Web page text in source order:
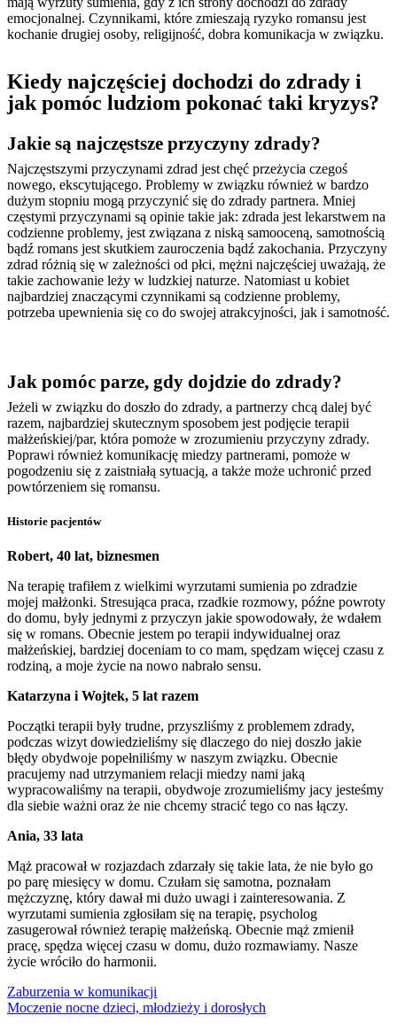
emocjonalnej. Czynnikami, które zmieszają ryzyko romansu jest
kochanie drugiej osoby, religijność, dobra komunikacja w związku.
Kiedy najczęściej dochodzi do zdrady i
jak pomóc ludziom pokonać taki kryzys?
Jakie są najczęstsze przyczyny zdrady?
Najczęstszymi przyczynami zdrad jest chęć przeżycia czegoś
nowego, ekscytującego. Problemy w związku również w bardzo
dużym stopniu mogą przyczynić się do zdrady partnera. Mniej
częstymi przyczynami są opinie takie jak: zdrada jest lekarstwem na
codzienne problemy, jest związana z niską samooceną, samotnością
bądź romans jest skutkiem zauroczenia bądź zakochania. Przyczyny
zdrad różnią się w zależności od płci, mężni najczęściej uważają, że
takie zachowanie leży w ludzkiej naturze. Natomiast u kobiet
najbardziej znaczącymi czynnikami są codzienne problemy,
potrzeba upewnienia się co do swojej atrakcyjności, jak i samotność.
Jak pomóc parze, gdy dojdzie do zdrady?
Jeżeli w związku do doszło do zdrady, a partnerzy chcą dalej być
razem, najbardziej skutecznym sposobem jest podjęcie terapii
małżeńskiej/par, która pomoże w zrozumieniu przyczyny zdrady.
Poprawi również komunikację miedzy partnerami, pomoże w
pogodzeniu się z zaistniałą sytuacją, a także może uchronić przed
powtórzeniem się romansu.
Historie pacjentów
Robert, 40 lat, biznesmen
Na terapię trafiłem z wielkimi wyrzutami sumienia po zdradzie
mojej małżonki. Stresująca praca, rzadkie rozmowy, późne powroty
do domu, były jednymi z przyczyn jakie spowodowały, że wdałem
się w romans. Obecnie jestem po terapii indywidualnej oraz
małżeńskiej, bardziej doceniam to co mam, spędzam więcej czasu z
rodziną, a moje życie na nowo nabrało sensu.
Katarzyna i Wojtek, 5 lat razem
Początki terapii były trudne, przyszliśmy z problemem zdrady,
podczas wizyt dowiedzieliśmy się dlaczego do niej doszło jakie
błędy obydwoje popełniliśmy w naszym związku. Obecnie
pracujemy nad utrzymaniem relacji miedzy nami jaką
wypracowaliśmy na terapii, obydwoje zrozumieliśmy jacy jesteśmy
dla siebie ważni oraz że nie chcemy stracić tego co nas łączy.
Ania, 33 lata
Mąż pracował w rozjazdach zdarzały się takie lata, że nie było go
po parę miesięcy w domu. Czułam się samotna, poznałam
mężczyznę, który dawał mi dużo uwagi i zainteresowania. Z
wyrzutami sumienia zgłosiłam się na terapię, psycholog
zasugerował również terapię małżeńską. Obecnie mąż zmienił
pracę, spędza więcej czasu w domu, dużo rozmawiamy. Nasze
życie wróciło do harmonii.
Zaburzenia w komunikacji
Moczenie nocne dzieci, młodzieży i dorosłych